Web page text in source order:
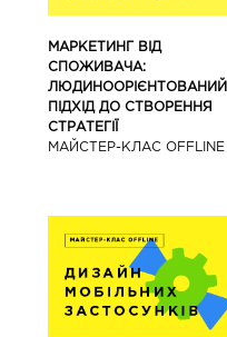
МАРКЕТИНГ ВІД
СПОЖИВАЧА:
ЛЮДИНООРІЄНТОВАНИЙ
ПІДХІД ДО СТВОРЕННЯ
СТРАТЕГІЇ
МАЙCТЕР-КЛАС OFFLINE